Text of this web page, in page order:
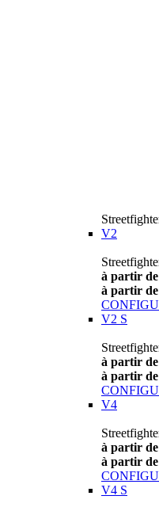
V2
à partir de
à partir
V2 S
à partir de
à partir
V4
à partir de
à partir
V4 S